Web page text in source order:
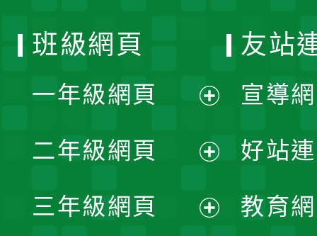
班級網頁
一年級網頁
開
選
二年級網頁
開
三年級網頁
友站
宣導
好站
教育